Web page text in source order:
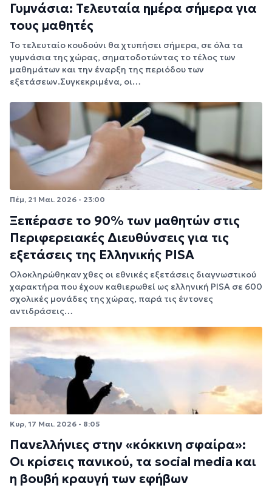
Γυμνάσια: Τελευταία ημέρα σήμερα για
τους μαθητές
Το τελευταίο κουδούνι θα χτυπήσει σήμερα, σε όλα τα
γυμνάσια της χώρας, σηματοδοτώντας το τέλος των
μαθημάτων και την έναρξη της περιόδου των
εξετάσεων.Συγκεκριμένα, οι…
Πέμ, 21 Μαι. 2026 - 23:00
Ξεπέρασε το 90% των μαθητών στις
Περιφερειακές Διευθύνσεις για τις
εξετάσεις της Ελληνικής PISA
Ολοκληρώθηκαν χθες οι εθνικές εξετάσεις διαγνωστικού
χαρακτήρα που έχουν καθιερωθεί ως ελληνική PISA σε 600
σχολικές μονάδες της χώρας, παρά τις έντονες
αντιδράσεις…
Κυρ, 17 Μαι. 2026 - 8:05
Πανελλήνιες στην «κόκκινη σφαίρα»:
Οι κρίσεις πανικού, τα social media και
η βουβή κραυγή των εφήβων